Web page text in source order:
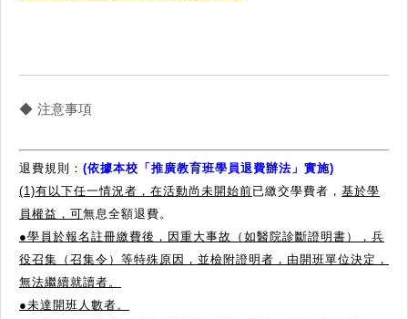
◆ 注意事項
退費規則： (依據本校「推廣教育班學員退費辦法」實施)
(1)有以下任一情況者，在活動尚未開始前已繳交學費者， 基於學
員權益，可無息全額退費。
●學員於報名註冊繳費後，因重大事故（如醫院診斷證明書），兵
役召集（召集令）等特殊原因，並檢附證明者，由開班單位決定，
無法繼續就讀者。
●未達開班人數者。